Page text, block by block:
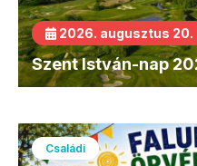
2026. augusztus 20.
Szent István-nap
Családi